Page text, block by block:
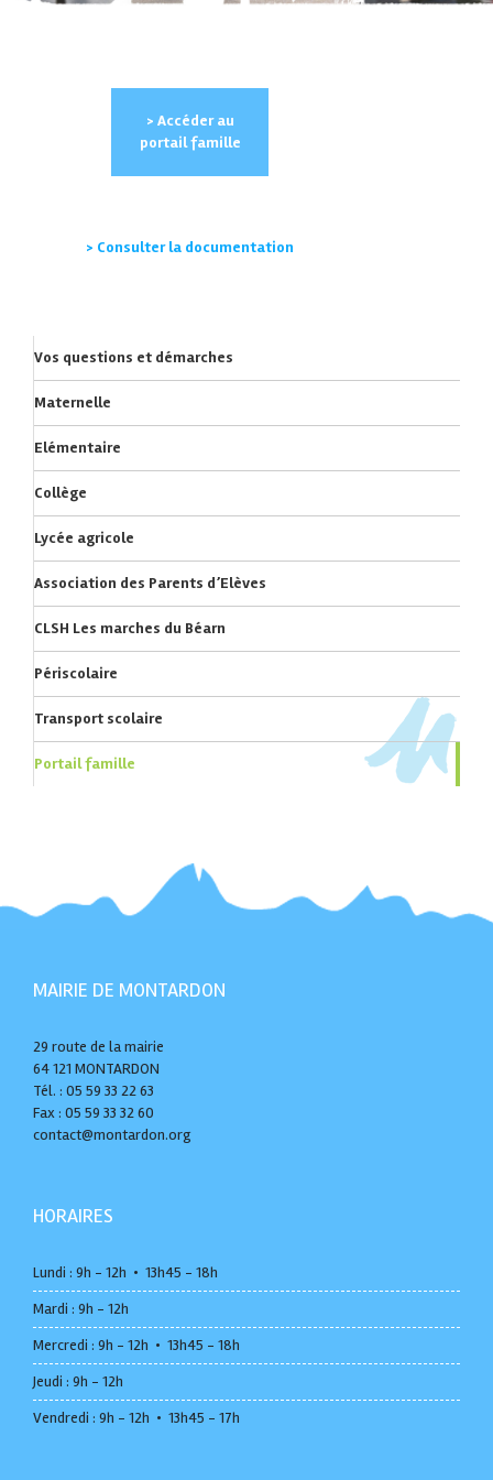
> Accéder au
portail famille
> Consulter la documentation
Vos questions et démarches
Maternelle
Elémentaire
Collège
Lycée agricole
Association des Parents d’Elèves
CLSH Les marches du Béarn
Périscolaire
Transport scolaire
Portail famille
MAIRIE DE MONTARDON
29 route de la mairie
64 121 MONTARDON
Tél. : 05 59 33 22 63
Fax : 05 59 33 32 60
contact@montardon.org
HORAIRES
Lundi : 9h - 12h • 13h45 - 18h
Mardi : 9h - 12h
Mercredi : 9h - 12h • 13h45 - 18h
Jeudi : 9h - 12h
Vendredi : 9h - 12h • 13h45 - 17h